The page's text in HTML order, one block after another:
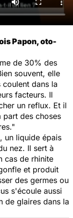
Papon, oto-
de 30% des
souvent, elle
dans la
facteurs. Il
un reflux. Et il
part des choses
un liquide épais
nez. Il sert à
cas de rhinite
et produit
des germes ou
s'écoule aussi
de glaires dans la